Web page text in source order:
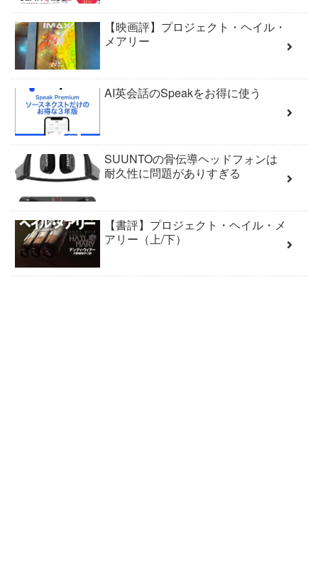
【映画評】プロジェクト・ヘイル・
メアリー
AI英会話のSpeakをお得に使う
SUUNTOの骨伝導ヘッドフォンは
耐久性に問題がありすぎる
【書評】プロジェクト・ヘイル・メ
アリー（上/下）